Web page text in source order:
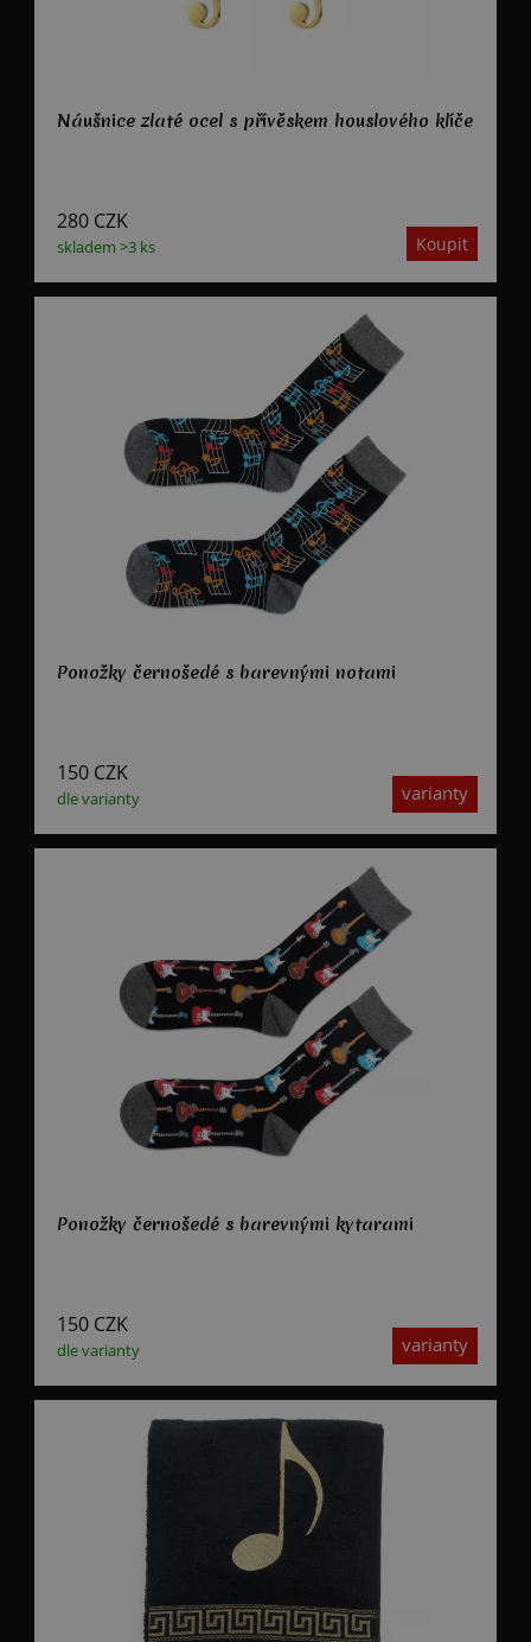
Náušnice zlaté ocel s přívěskem houslového klíče
skladem >3 ks
280 CZK
Ponožky černošedé s barevnými notami
dle varianty varianty
150 CZK
Ponožky černošedé s barevnými kytarami
dle varianty varianty
150 CZK